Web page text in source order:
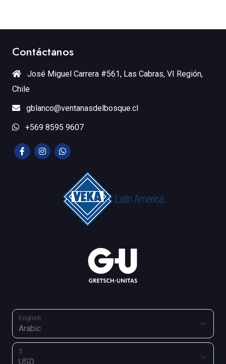
Contáctanos
José Miguel Carrera #561, Las Cabras, VI Región,
Chile
gblanco@ventanasdelbosque.cl
+569 8595 9607
English
$